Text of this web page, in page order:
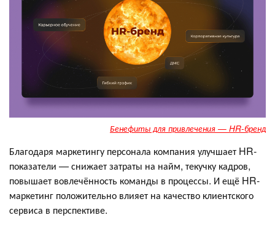
Бенефиты для привлечения — HR-бренд
Благодаря маркетингу персонала компания улучшает HR-
показатели — снижает затраты на найм, текучку кадров,
повышает вовлечённость команды в процессы. И ещё HR-
маркетинг положительно влияет на качество клиентского
сервиса в перспективе.